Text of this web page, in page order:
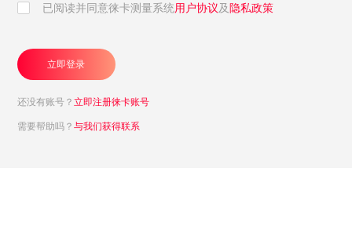
已阅读并同意徕卡测量系统用户协议及 隐私政策
立即登录
还没有账号？立即注册徕卡账号
需要帮助吗？与我们获得联系